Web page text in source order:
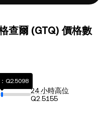
查爾 (GTQ) 價格數
Q2.5098
24 小時高位
Q2.5155